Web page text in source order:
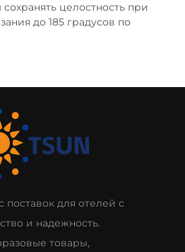
целостность при
до 185 градусов по
для отелей с
и надежность.
товары,